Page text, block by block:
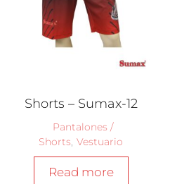
Shorts – Sumax-12
Pantalones /
Shorts Vestuario
Read more